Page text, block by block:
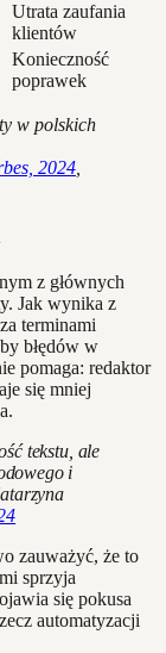
Utrata zaufania
klientów
Konieczność
poprawek
w polskich
2024
z głównych
Jak wynika z
terminami
błędów w
pomaga: redaktor
się mniej
tekstu, ale
i
zauważyć, że to
sprzyja
się pokusa
automatyzacji